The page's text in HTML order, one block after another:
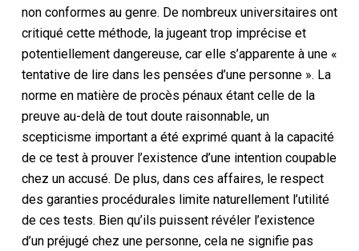
non conformes au genre. De nombreux universitaires ont
critiqué cette méthode, la jugeant trop imprécise et
potentiellement dangereuse, car elle s’apparente à une «
tentative de lire dans les pensées d’une personne ». La
norme en matière de procès pénaux étant celle de la
preuve au-delà de tout doute raisonnable, un
scepticisme important a été exprimé quant à la capacité
de ce test à prouver l’existence d’une intention coupable
chez un accusé. De plus, dans ces affaires, le respect
des garanties procédurales limite naturellement l’utilité
de ces tests. Bien qu’ils puissent révéler l’existence
d’un préjugé chez une personne, cela ne signifie pas